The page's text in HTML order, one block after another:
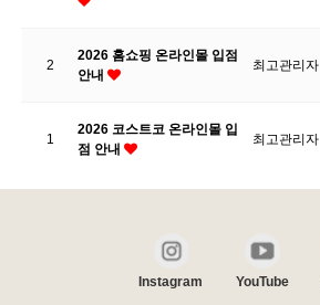
2
2026 홈쇼핑 온라인몰 입점
안내
최고관리자
1
2026 코스트코 온라인몰 입
점 안내
최고관리자
Instagram YouTube